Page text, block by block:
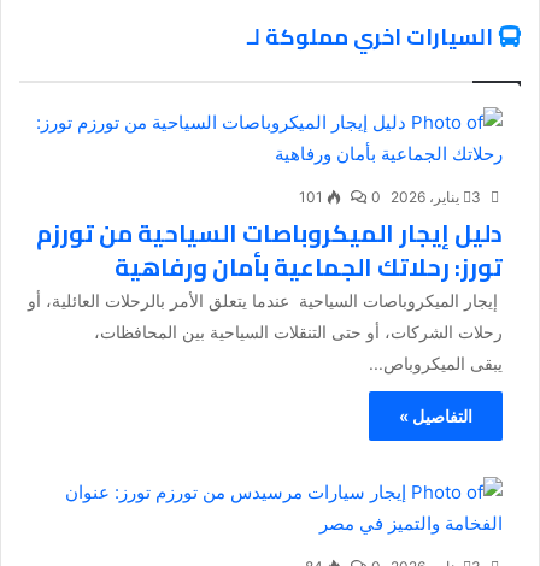
السيارات اخري مملوكة لـ
3 يناير، 2026 0
101
دليل إيجار الميكروباصات السياحية من تورزم
تورز: رحلاتك الجماعية بأمان ورفاهية
إيجار الميكروباصات السياحية عندما يتعلق الأمر بالرحلات العائلية، أو
رحلات الشركات، أو حتى التنقلات السياحية بين المحافظات،
يبقى الميكروباص...
التفاصيل »